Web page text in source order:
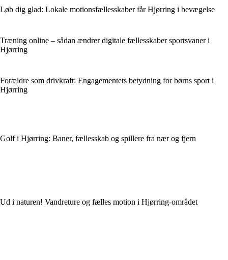
Løb dig glad: Lokale motionsfællesskaber får Hjørring i bevægelse
Træning online – sådan ændrer digitale fællesskaber sportsvaner i
Hjørring
Forældre som drivkraft: Engagementets betydning for børns sport i
Hjørring
Golf i Hjørring: Baner, fællesskab og spillere fra nær og fjern
Ud i naturen! Vandreture og fælles motion i Hjørring-området